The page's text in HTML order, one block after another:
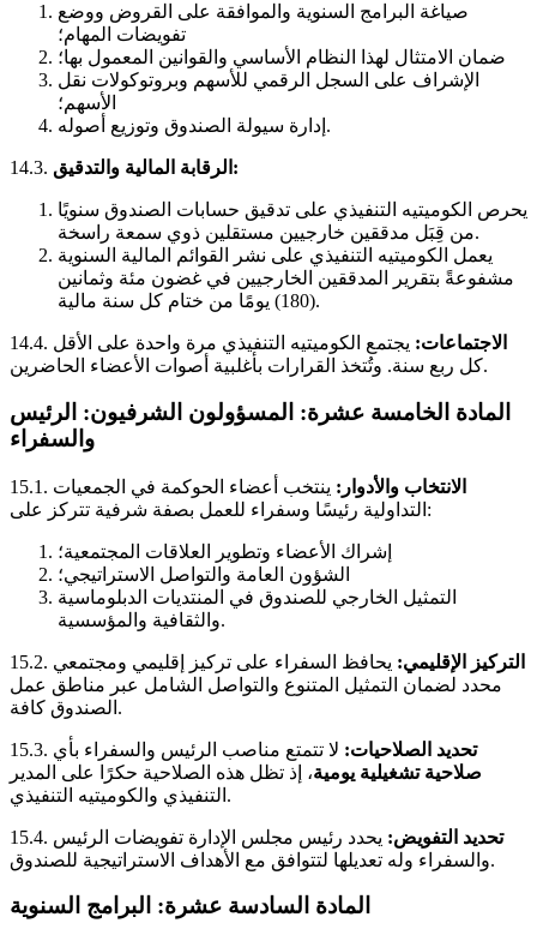
صياغة البرامج السنوية والموافقة على القروض ووضع
تفويضات المهام؛
ضمان الامتثال لهذا النظام الأساسي والقوانين المعمول بها؛
الإشراف على السجل الرقمي للأسهم وبروتوكولات نقل
الأسهم؛
إدارة سيولة الصندوق وتوزيع أصوله.
14.3. الرقابة المالية والتدقيق:
يحرص الكوميتيه التنفيذي على تدقيق حسابات الصندوق سنويًا
من قِبَل مدققين خارجيين مستقلين ذوي سمعة راسخة.
يعمل الكوميتيه التنفيذي على نشر القوائم المالية السنوية
مشفوعةً بتقرير المدققين الخارجيين في غضون مئة وثمانين
(180) يومًا من ختام كل سنة مالية.
14.4. الاجتماعات: يجتمع الكوميتيه التنفيذي مرة واحدة على الأقل
كل ربع سنة. وتُتخذ القرارات بأغلبية أصوات الأعضاء الحاضرين.
المادة الخامسة عشرة: المسؤولون الشرفيون: الرئيس
والسفراء
15.1. الانتخاب والأدوار: ينتخب أعضاء الحوكمة في الجمعيات
التداولية رئيسًا وسفراء للعمل بصفة شرفية تتركز على:
إشراك الأعضاء وتطوير العلاقات المجتمعية؛
الشؤون العامة والتواصل الاستراتيجي؛
التمثيل الخارجي للصندوق في المنتديات الدبلوماسية
والثقافية والمؤسسية.
15.2. التركيز الإقليمي: يحافظ السفراء على تركيز إقليمي ومجتمعي
محدد لضمان التمثيل المتنوع والتواصل الشامل عبر مناطق عمل
الصندوق كافة.
15.3. تحديد الصلاحيات: لا تتمتع مناصب الرئيس والسفراء بأي
صلاحية تشغيلية يومية، إذ تظل هذه الصلاحية حكرًا على المدير
التنفيذي والكوميتيه التنفيذي.
15.4. تحديد التفويض: يحدد رئيس مجلس الإدارة تفويضات الرئيس
والسفراء وله تعديلها لتتوافق مع الأهداف الاستراتيجية للصندوق.
المادة السادسة عشرة: البرامج السنوية